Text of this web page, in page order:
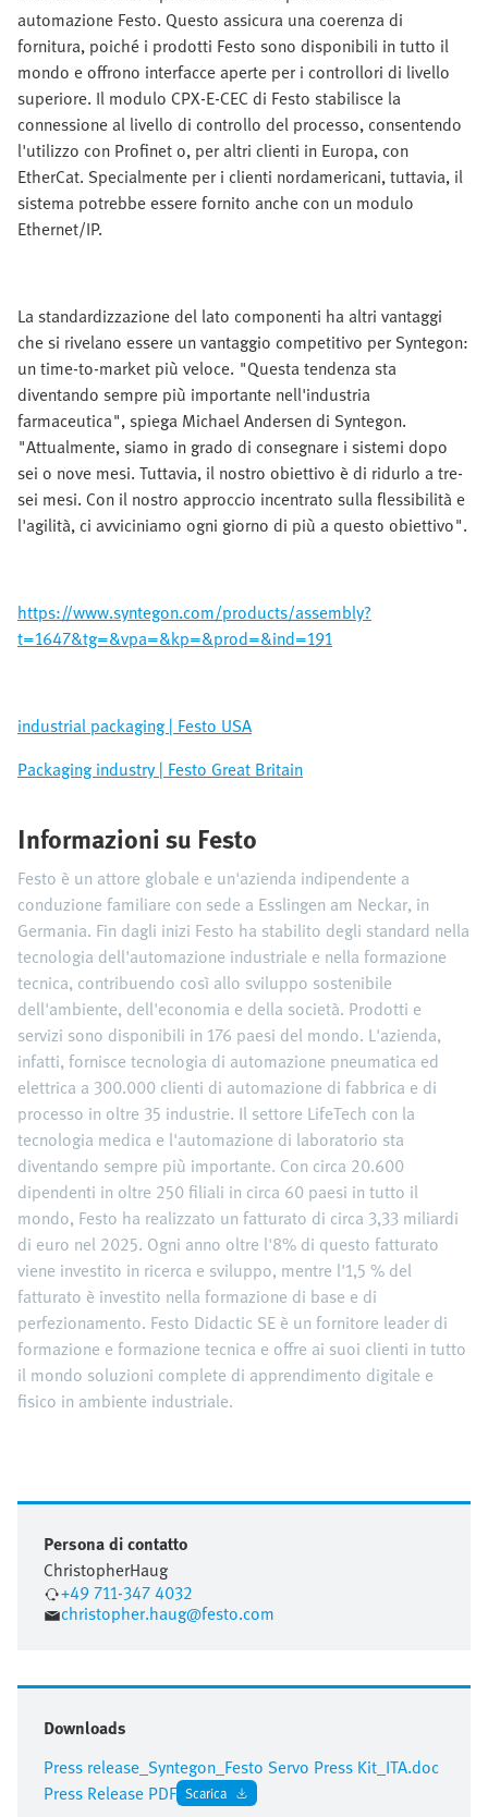
automazione Festo. Questo assicura una coerenza di
fornitura, poiché i prodotti Festo sono disponibili in tutto il
mondo e offrono interfacce aperte per i controllori di livello
superiore. Il modulo CPX-E-CEC di Festo stabilisce la
connessione al livello di controllo del processo, consentendo
l'utilizzo con Profinet o, per altri clienti in Europa, con
EtherCat. Specialmente per i clienti nordamericani, tuttavia, il
sistema potrebbe essere fornito anche con un modulo
Ethernet/IP.
La standardizzazione del lato componenti ha altri vantaggi
che si rivelano essere un vantaggio competitivo per Syntegon:
un time-to-market più veloce. "Questa tendenza sta
diventando sempre più importante nell'industria
farmaceutica", spiega Michael Andersen di Syntegon.
"Attualmente, siamo in grado di consegnare i sistemi dopo
sei o nove mesi. Tuttavia, il nostro obiettivo è di ridurlo a tre-
sei mesi. Con il nostro approccio incentrato sulla flessibilità e
l'agilità, ci avviciniamo ogni giorno di più a questo obiettivo".
https://www.syntegon.com/products/assembly?
t=1647&tg=&vpa=&kp=&prod=&ind=191
industrial packaging | Festo USA
Packaging industry | Festo Great Britain
Informazioni su Festo
Festo è un attore globale e un'azienda indipendente a
conduzione familiare con sede a Esslingen am Neckar, in
Germania. Fin dagli inizi Festo ha stabilito degli standard nella
tecnologia dell'automazione industriale e nella formazione
tecnica, contribuendo così allo sviluppo sostenibile
dell'ambiente, dell'economia e della società. Prodotti e
servizi sono disponibili in 176 paesi del mondo. L'azienda,
infatti, fornisce tecnologia di automazione pneumatica ed
elettrica a 300.000 clienti di automazione di fabbrica e di
processo in oltre 35 industrie. Il settore LifeTech con la
tecnologia medica e l'automazione di laboratorio sta
diventando sempre più importante. Con circa 20.600
dipendenti in oltre 250 filiali in circa 60 paesi in tutto il
mondo, Festo ha realizzato un fatturato di circa 3,33 miliardi
di euro nel 2025. Ogni anno oltre l'8% di questo fatturato
viene investito in ricerca e sviluppo, mentre l'1,5 % del
fatturato è investito nella formazione di base e di
perfezionamento. Festo Didactic SE è un fornitore leader di
formazione e formazione tecnica e offre ai suoi clienti in tutto
il mondo soluzioni complete di apprendimento digitale e
fisico in ambiente industriale.
Persona di contatto
ChristopherHaug
+49 711-347 4032
christopher.haug@festo.com
Downloads
Press release_Syntegon_Festo Servo Press Kit_ITA.doc
Press Release PDF Scarica